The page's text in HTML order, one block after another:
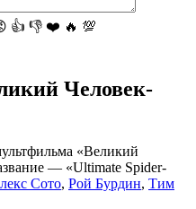
👍 👎 ❤️ 🔥 💯
Человек-
«Великий
— «Ultimate Spider-
Сото, Рой Бурдин, Тим